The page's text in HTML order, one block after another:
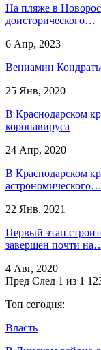
​На пляже в
доисторического…
6 Апр, 2023
Вениамин
25 Янв, 2020
В Краснодарском
коронавируса
24 Апр, 2020
В Краснодарском
астрономического…
22 Янв, 2021
Первый этап
завершен почти
4 Авг, 2020
Пред След 1 из 1
Топ сегодня:
Власть